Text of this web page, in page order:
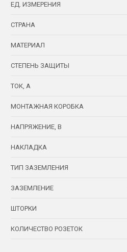
ЕД. ИЗМЕРЕНИЯ
СТРАНА
МАТЕРИАЛ
СТЕПЕНЬ ЗАЩИТЫ
ТОК, А
МОНТАЖНАЯ КОРОБКА
НАПРЯЖЕНИЕ, В
НАКЛАДКА
ТИП ЗАЗЕМЛЕНИЯ
ЗАЗЕМЛЕНИЕ
ШТОРКИ
КОЛИЧЕСТВО РОЗЕТОК